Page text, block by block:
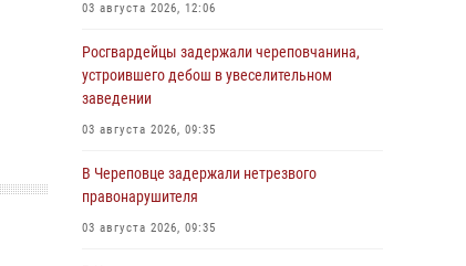
03 августа 2026, 12:06
Росгвардейцы задержали череповчанина,
устроившего дебош в увеселительном
заведении
03 августа 2026, 09:35
В Череповце задержали нетрезвого
правонарушителя
03 августа 2026, 09:35